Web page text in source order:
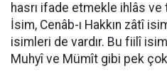
hasrı ifade etmekle ihlâs
İsim, Cenâb-ı Hakkın zâtî
isimleri de vardır. Bu fiilî
Muhyî ve Mümît gibi pek